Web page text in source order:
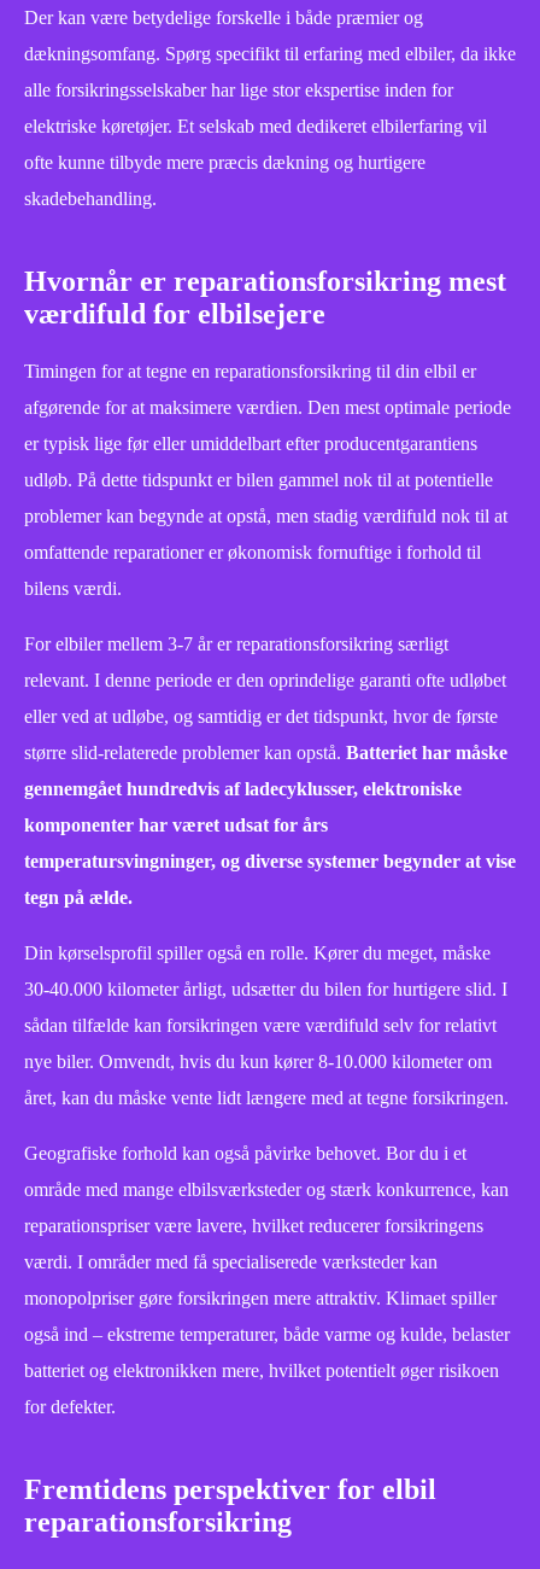
Der kan være betydelige forskelle i både præmier og
dækningsomfang. Spørg specifikt til erfaring med elbiler, da ikke
alle forsikringsselskaber har lige stor ekspertise inden for
elektriske køretøjer. Et selskab med dedikeret elbilerfaring vil
ofte kunne tilbyde mere præcis dækning og hurtigere
skadebehandling.
Hvornår er reparationsforsikring mest
værdifuld for elbilsejere
Timingen for at tegne en reparationsforsikring til din elbil er
afgørende for at maksimere værdien. Den mest optimale periode
er typisk lige før eller umiddelbart efter producentgarantiens
udløb. På dette tidspunkt er bilen gammel nok til at potentielle
problemer kan begynde at opstå, men stadig værdifuld nok til at
omfattende reparationer er økonomisk fornuftige i forhold til
bilens værdi.
For elbiler mellem 3-7 år er reparationsforsikring særligt
relevant. I denne periode er den oprindelige garanti ofte udløbet
eller ved at udløbe, og samtidig er det tidspunkt, hvor de første
større slid-relaterede problemer kan opstå. Batteriet har måske
gennemgået hundredvis af ladecyklusser, elektroniske
komponenter har været udsat for års
temperatursvingninger, og diverse systemer begynder at vise
tegn på ælde.
Din kørselsprofil spiller også en rolle. Kører du meget, måske
30-40.000 kilometer årligt, udsætter du bilen for hurtigere slid. I
sådan tilfælde kan forsikringen være værdifuld selv for relativt
nye biler. Omvendt, hvis du kun kører 8-10.000 kilometer om
året, kan du måske vente lidt længere med at tegne forsikringen.
Geografiske forhold kan også påvirke behovet. Bor du i et
område med mange elbilsværksteder og stærk konkurrence, kan
reparationspriser være lavere, hvilket reducerer forsikringens
værdi. I områder med få specialiserede værksteder kan
monopolpriser gøre forsikringen mere attraktiv. Klimaet spiller
også ind – ekstreme temperaturer, både varme og kulde, belaster
batteriet og elektronikken mere, hvilket potentielt øger risikoen
for defekter.
Fremtidens perspektiver for elbil
reparationsforsikring